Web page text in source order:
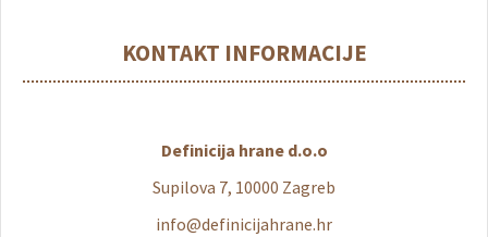
KONTAKT INFORMACIJE
Definicija hrane d.o.o
Supilova 7, 10000 Zagreb
info@definicijahrane.hr